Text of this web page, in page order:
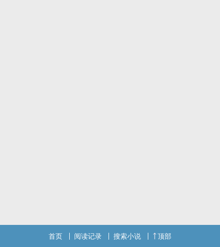
首页 阅读记录 搜索小说 顶部